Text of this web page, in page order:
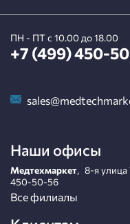
ПН - ПТ с 10.00 до 18.00
+7 (499) 450-
Наши офисы
Медтехмаркет, 8-я улица
450-50-56
Все филиалы